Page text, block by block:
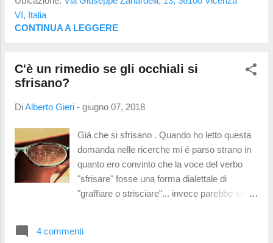
piú difficile graffiarlo. Dove diventa
ottiche o in presenza di elevata sensibilitá. Le
elevata? In genere sono persone a cui da giá
presentazione , quelle di plastica di scarsa
qualitá, montate sugli occhiali da vista prima
di montare lenti oftalmiche graduate. Lo
VI, Italia
CONTINUA A LEGGERE
C'è un rimedio se gli occhiali si
sfrisano?
DiAlberto Gieri - giugno 07, 2018
Giá che si sfrisano . Quando ho letto questa
domanda nelle ricerche mi é parso strano in
quanto ero convinto che la voce del verbo
"sfrisare" fosse una forma dialettale di
"graffiare o strisciare"... invece parebbe sia
rimedio se gli occhiali si sfrisano? Chi lavora
4 commenti